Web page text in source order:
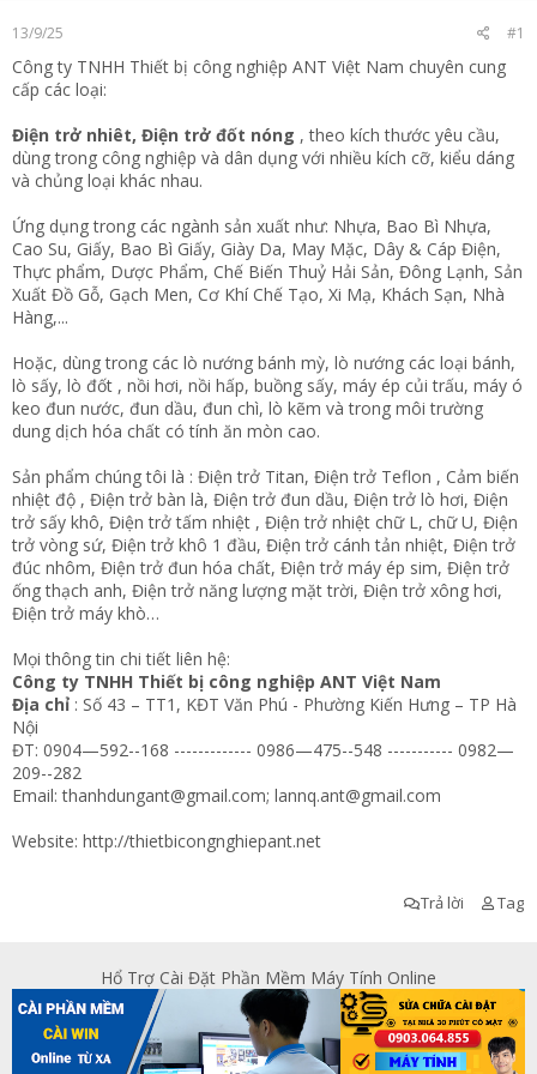
r
13/9/25 #1
Công ty TNHH Thiết bị công nghiệp ANT Việt Nam chuyên cung
cấp các loại:
Điện trở nhiêt, Điện trở đốt nóng , theo kích thước yêu cầu,
dùng trong công nghiệp và dân dụng với nhiều kích cỡ, kiểu dáng
và chủng loại khác nhau.
Ứng dụng trong các ngành sản xuất như: Nhựa, Bao Bì Nhựa,
Cao Su, Giấy, Bao Bì Giấy, Giày Da, May Mặc, Dây & Cáp Điện,
Thực phẩm, Dược Phẩm, Chế Biến Thuỷ Hải Sản, Đông Lạnh, Sản
Xuất Đồ Gỗ, Gạch Men, Cơ Khí Chế Tạo, Xi Mạ, Khách Sạn, Nhà
Hàng,...
Hoặc, dùng trong các lò nướng bánh mỳ, lò nướng các loại bánh,
lò sấy, lò đốt , nồi hơi, nồi hấp, buồng sấy, máy ép củi trấu, máy ó
keo đun nước, đun dầu, đun chì, lò kẽm và trong môi trường
dung dịch hóa chất có tính ăn mòn cao.
Sản phẩm chúng tôi là : Điện trở Titan, Điện trở Teflon , Cảm biến
nhiệt độ , Điện trở bàn là, Điện trở đun dầu, Điện trở lò hơi, Điện
trở sấy khô, Điện trở tấm nhiệt , Điện trở nhiệt chữ L, chữ U, Điện
trở vòng sứ, Điện trở khô 1 đầu, Điện trở cánh tản nhiệt, Điện trở
đúc nhôm, Điện trở đun hóa chất, Điện trở máy ép sim, Điện trở
ống thạch anh, Điện trở năng lượng mặt trời, Điện trở xông hơi,
Điện trở máy khò…
Mọi thông tin chi tiết liên hệ:
Công ty TNHH Thiết bị công nghiệp ANT Việt Nam
Địa chỉ : Số 43 – TT1, KĐT Văn Phú - Phường Kiến Hưng – TP Hà
Nội
ĐT: 0904—592--168 ------------- 0986—475--548 ----------- 0982—
209--282
Email:thanhdungant@gmail.com; lannq.ant@gmail.com
Website: http://thietbicongnghiepant.net
Trả lời Tag
Hổ Trợ Cài Đặt Phần Mềm Máy Tính Online